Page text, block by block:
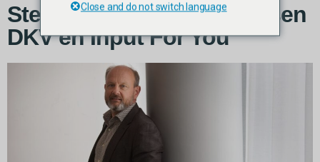
Sterke samenwerking tussen
DKV en Input For You
Close and do not switch language